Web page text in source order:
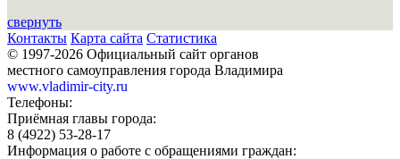
свернуть
Контакты Карта сайта Статистика
© 1997-2026 Официальный сайт органов
местного самоуправления города Владимира
www.vladimir-city.ru
Телефоны:
Приёмная главы города:
8 (4922) 53-28-17
Информация о работе с обращениями граждан: